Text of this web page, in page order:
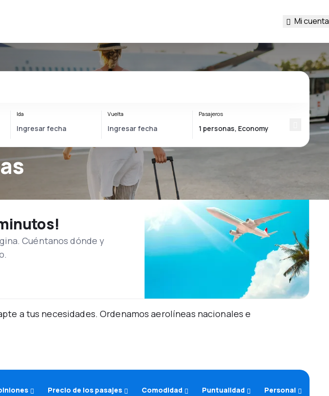
Mi cuenta
Ida Vuelta Pasajeros
Cuéntanos dónde y
a tus necesidades. Ordenamos aerolíneas nacionales e
Precio de los pasajes Comodidad Puntualidad Personal